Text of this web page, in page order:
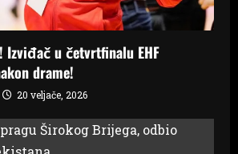
Izviđač u četvrtfinalu EHF
drame!
20 veljače, 2026